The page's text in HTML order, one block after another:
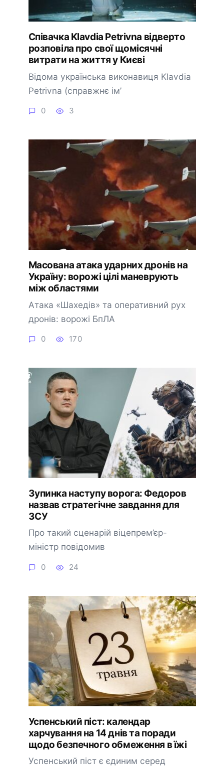
Співачка Klavdia Petrivna відверто
розповіла про свої щомісячні
витрати на життя у Києві
Відома українська виконавиця Klavdia
Petrivna (справжнє ім’
0 3
Масована атака ударних дронів на
Україну: ворожі цілі маневрують
між областями
Атака «Шахедів» та оперативний рух
дронів: ворожі БпЛА
0 170
Зупинка наступу ворога: Федоров
назвав стратегічне завдання для
ЗСУ
Про такий сценарій віцепрем’єр-
міністр повідомив
0 24
Успенський піст: календар
харчування на 14 днів та поради
щодо безпечного обмеження в їжі
Успенський піст є єдиним серед